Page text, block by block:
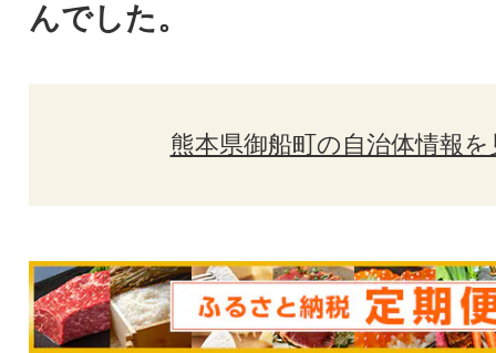
んでした。
熊本県御船町の自治体情報を